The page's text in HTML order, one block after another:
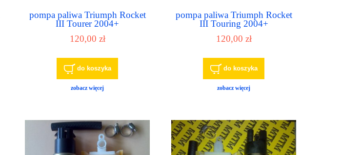
pompa paliwa Triumph Rocket
III Tourer 2004+
120,00 zł
do koszyka
zobacz więcej
pompa paliwa Triumph Rocket
III Touring 2004+
120,00 zł
do koszyka
zobacz więcej